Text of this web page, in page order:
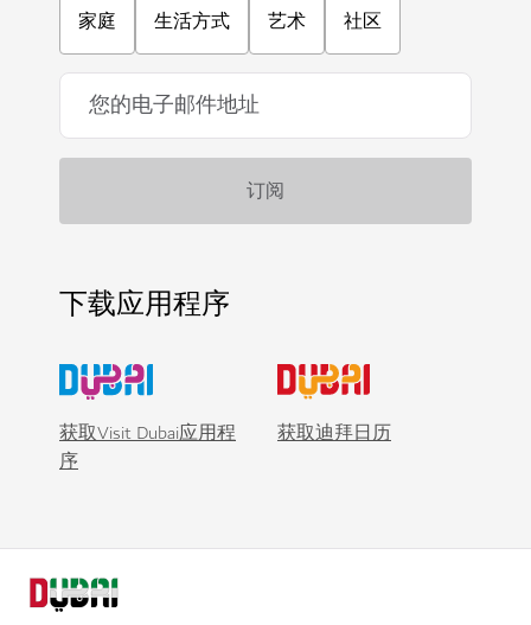
家庭 生活方式 艺术 社区
下载应用程序
获取Visit Dubai应用程
序
获取迪拜日历